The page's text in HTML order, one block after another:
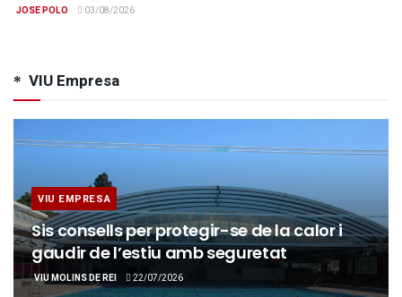
JOSE POLO 03/08/2026
VIU Empresa
VIU EMPRESA
Sis consells per protegir-se de la calor i
gaudir de l’estiu amb seguretat
VIU MOLINS DE REI 22/07/2026